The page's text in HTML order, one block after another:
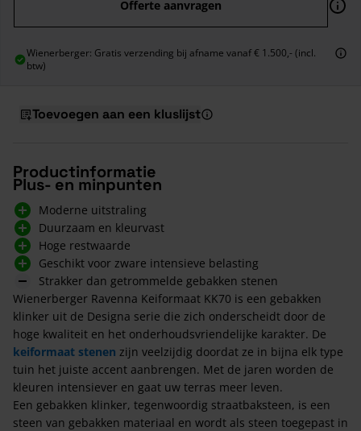
Offerte aanvragen
Wienerberger: Gratis verzending bij afname vanaf € 1.500,- (incl.
btw)
Toevoegen aan een kluslijst
Productinformatie
Plus- en minpunten
Moderne uitstraling
Duurzaam en kleurvast
Hoge restwaarde
Geschikt voor zware intensieve belasting
Strakker dan getrommelde gebakken stenen
Wienerberger Ravenna Keiformaat KK70 is een gebakken
klinker uit de Designa serie die zich onderscheidt door de
hoge kwaliteit en het onderhoudsvriendelijke karakter. De
keiformaat stenen zijn veelzijdig doordat ze in bijna elk type
tuin het juiste accent aanbrengen. Met de jaren worden de
kleuren intensiever en gaat uw terras meer leven.
Een gebakken klinker, tegenwoordig straatbaksteen, is een
steen van gebakken materiaal en wordt als steen toegepast in